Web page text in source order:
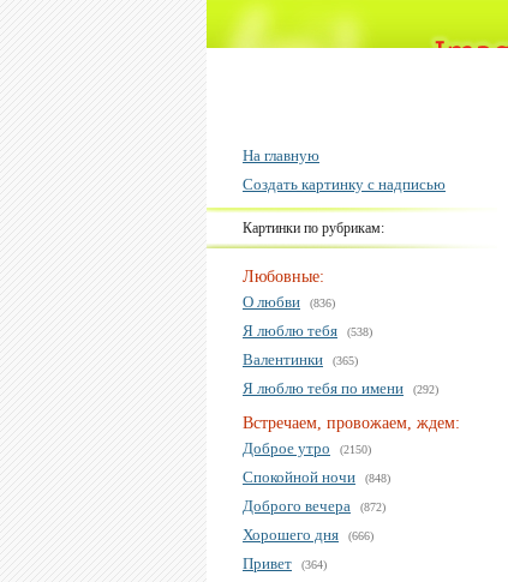
На главную
Создать картинку с надписью
Картинки по рубрикам:
Любовные:
О любви
(836)
Я люблю тебя (538)
Валентинки (365)
Я люблю тебя по имени (292)
Встречаем, провожаем, ждем:
Доброе утро
(2150)
Спокойной ночи (848)
Доброго вечера (872)
Хорошего дня (666)
Привет (364)